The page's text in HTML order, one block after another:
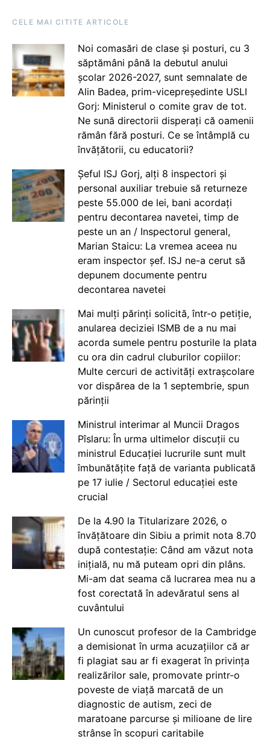
CELE MAI CITITE ARTICOLE
Noi comasări de clase și posturi, cu 3
săptămâni până la debutul anului
școlar 2026-2027, sunt semnalate de
Alin Badea, prim-vicepreședinte USLI
Gorj: Ministerul o comite grav de tot.
Ne sună directorii disperați că oamenii
rămân fără posturi. Ce se întâmplă cu
învățătorii, cu educatorii?
Șeful ISJ Gorj, alți 8 inspectori și
personal auxiliar trebuie să returneze
peste 55.000 de lei, bani acordați
pentru decontarea navetei, timp de
peste un an / Inspectorul general,
Marian Staicu: La vremea aceea nu
eram inspector șef. ISJ ne-a cerut să
depunem documente pentru
decontarea navetei
Mai mulți părinți solicită, într-o petiție,
anularea deciziei ISMB de a nu mai
acorda sumele pentru posturile la plata
cu ora din cadrul cluburilor copiilor:
Multe cercuri de activități extrașcolare
vor dispărea de la 1 septembrie, spun
părinții
Ministrul interimar al Muncii Dragos
Pîslaru: În urma ultimelor discuții cu
ministrul Educației lucrurile sunt mult
îmbunătățite față de varianta publicată
pe 17 iulie / Sectorul educației este
crucial
De la 4.90 la Titularizare 2026, o
învățătoare din Sibiu a primit nota 8.70
după contestație: Când am văzut nota
inițială, nu mă puteam opri din plâns.
Mi-am dat seama că lucrarea mea nu a
fost corectată în adevăratul sens al
cuvântului
Un cunoscut profesor de la Cambridge
a demisionat în urma acuzațiilor că ar
fi plagiat sau ar fi exagerat în privința
realizărilor sale, promovate printr-o
poveste de viață marcată de un
diagnostic de autism, zeci de
maratoane parcurse și milioane de lire
strânse în scopuri caritabile